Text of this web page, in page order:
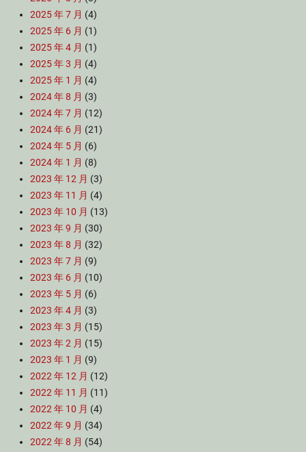
2025 年 7 月 (4)
2025 年 6 月 (1)
2025 年 4 月 (1)
2025 年 3 月 (4)
2025 年 1 月 (4)
2024 年 8 月 (3)
2024 年 7 月 (12)
2024 年 6 月 (21)
2024 年 5 月 (6)
2024 年 1 月 (8)
2023 年 12 月 (3)
2023 年 11 月 (4)
2023 年 10 月 (13)
2023 年 9 月 (30)
2023 年 8 月 (32)
2023 年 7 月 (9)
2023 年 6 月 (10)
2023 年 5 月 (6)
2023 年 4 月 (3)
2023 年 3 月 (15)
2023 年 2 月 (15)
2023 年 1 月 (9)
2022 年 12 月 (12)
2022 年 11 月 (11)
2022 年 10 月 (4)
2022 年 9 月 (34)
2022 年 8 月 (54)